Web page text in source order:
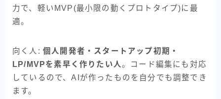
力で、軽いMVP(最小限の動くプロトタイプ)に最
適。
向く人: 個人開発者・スタートアップ初期・
LP/MVPを素早く作りたい人。コード編集にも対応
しているので、AIが作ったものを自分でも調整でき
ます。